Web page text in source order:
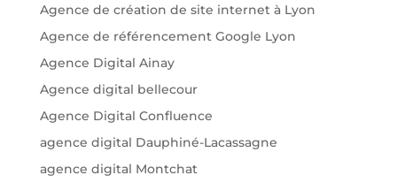
Agence de création de site internet à Lyon
Agence de référencement Google Lyon
Agence Digital Ainay
Agence digital bellecour
Agence Digital Confluence
agence digital Dauphiné-Lacassagne
agence digital Montchat